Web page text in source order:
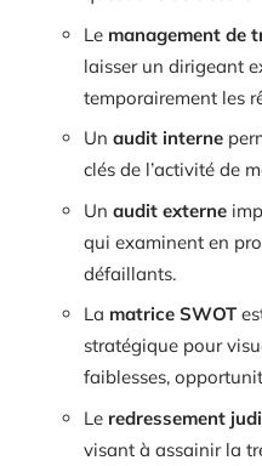
Le management de
laisser un dirigeant
temporairement les
Un audit interne
clés de l’activité de
Un audit externe
qui examinent en
défaillants.
La matrice SWOT
stratégique pour
faiblesses,
Le redressement
visant à assainir la